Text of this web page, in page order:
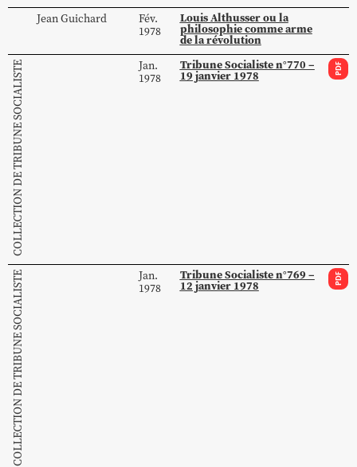
JeanGuichard
Fév.
1978
Louis Althusser ou la
philosophie comme arme
de la révolution
COLLECTION DE TRIBUNE SOCIALISTE
Jan.
1978
Tribune Socialiste n°770 –
19 janvier 1978 PDF
COLLECTION DE TRIBUNE SOCIALISTE
Jan.
1978
Tribune Socialiste n°769 –
12 janvier 1978 PDF